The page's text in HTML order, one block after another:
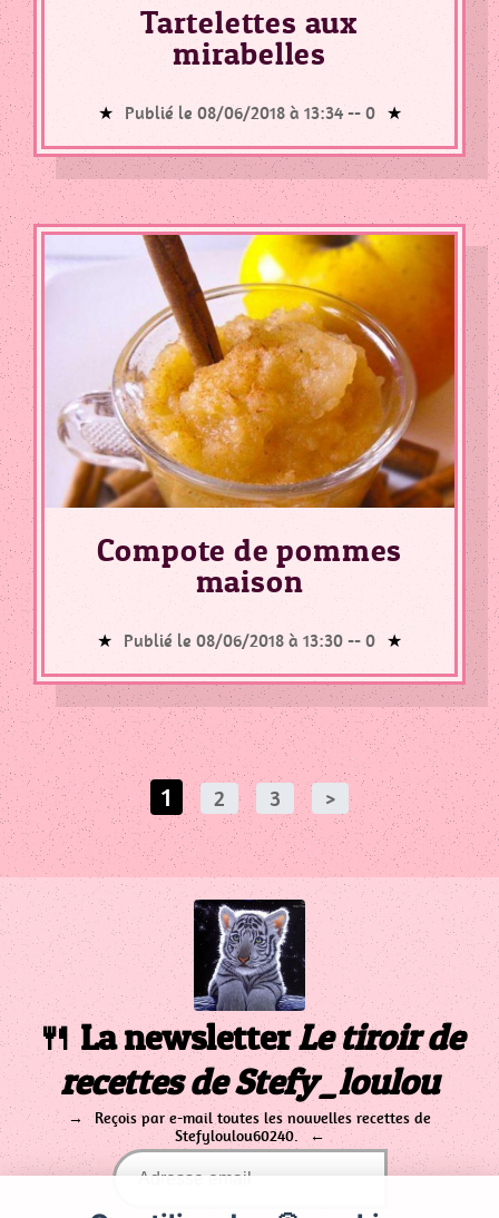
Tartelettes aux
mirabelles
Publié le 08/06/2018 à 13:34 -- 0
Compote de pommes
maison
Publié le 08/06/2018 à 13:30 -- 0
1 2 3 >
🍴 La newsletterLe tiroir de
recettes de Stefy_loulou
Reçois par e-mail toutes les nouvelles recettes de
Stefyloulou60240.